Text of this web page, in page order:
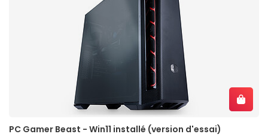
PC Gamer Beast - Win11 installé (version d'essai)